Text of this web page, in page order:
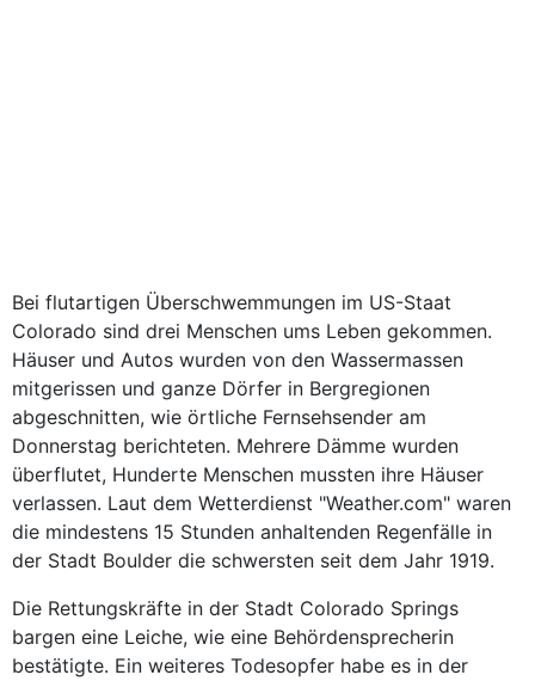
Bei flutartigen Überschwemmungen im US-Staat
Colorado sind drei Menschen ums Leben gekommen.
Häuser und Autos wurden von den Wassermassen
mitgerissen und ganze Dörfer in Bergregionen
abgeschnitten, wie örtliche Fernsehsender am
Donnerstag berichteten. Mehrere Dämme wurden
überflutet, Hunderte Menschen mussten ihre Häuser
verlassen. Laut dem Wetterdienst "Weather.com" waren
die mindestens 15 Stunden anhaltenden Regenfälle in
der Stadt Boulder die schwersten seit dem Jahr 1919.
Die Rettungskräfte in der Stadt Colorado Springs
bargen eine Leiche, wie eine Behördensprecherin
bestätigte. Ein weiteres Todesopfer habe es in der